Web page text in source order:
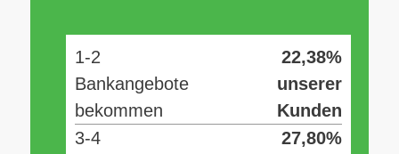
1-2
Bankangebote
bekommen
22,38%
unserer
Kunden
3-4
27,80%